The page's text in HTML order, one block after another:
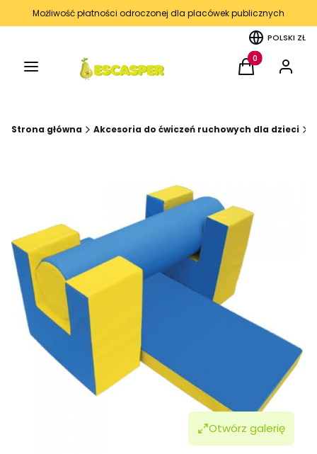
Możliwość płatności odroczonej dla placówek publicznych
POLSKI ZŁ
Menu Produkty w
Koszyk Zaloguj
Strona główna Akcesoria do ćwiczeń ruchowych dla dzieci
Otwórz galerię